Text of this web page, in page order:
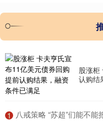
股涨柜
认购结
1 八戒策略 “苏超”们能不能